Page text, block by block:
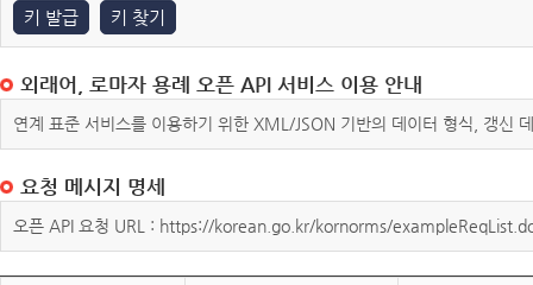
키 발급 키 찾기
외래어, 로마자 용례 오픈 API 서비스 이용 안내
연계 표준 서비스를 이용하기 위한 XML/JSON 기반의 데이터 형식, 갱신
요청 메시지 명세
오픈 API 요청 URL : https://korean.go.kr/kornorms/